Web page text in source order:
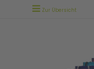
Zur Übersicht